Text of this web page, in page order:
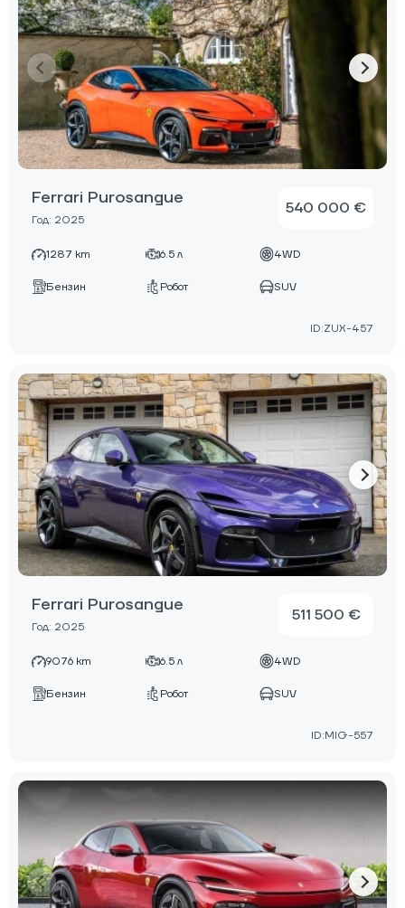
Ferrari Purosangue
Год: 2025
540 000 €
1287 km 6.5 л 4WD
Бензин Робот SUV
ID:ZUX-457
Ferrari Purosangue
Год: 2025
511 500 €
9076 km 6.5 л 4WD
Бензин Робот SUV
ID:MIG-557